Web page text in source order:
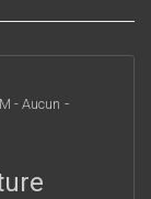
d’Aurevilly a
nouvelle
–
littéraire. C’est
volume se
- Aucun -